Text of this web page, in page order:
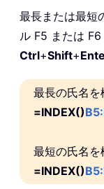
最長または最短
ル F5 または F6
Ctrl+Shift+
最長の氏名を
=INDEX()
最短の氏名を
=INDEX()